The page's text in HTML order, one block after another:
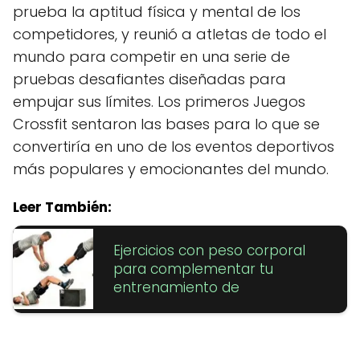
prueba la aptitud física y mental de los
competidores, y reunió a atletas de todo el
mundo para competir en una serie de
pruebas desafiantes diseñadas para
empujar sus límites. Los primeros Juegos
Crossfit sentaron las bases para lo que se
convertiría en uno de los eventos deportivos
más populares y emocionantes del mundo.
Leer También:
Ejercicios con peso corporal
para complementar tu
entrenamiento de